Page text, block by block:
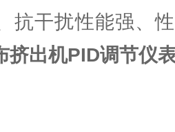
抗干扰性能强、
挤出机PID调节仪